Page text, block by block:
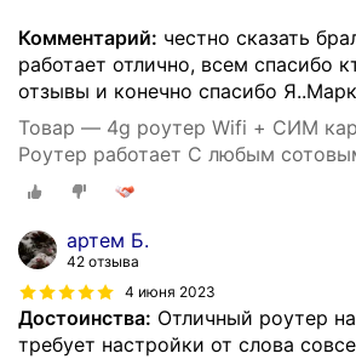
Комментарий: честно сказать
работает отлично, всем спасибо
отзывы и конечно спасибо
Товар — 4g роутер Wifi + СИМ
Роутер работает С любым
россии, крыма, СНГ.
требует настроек! Прочный
артем Б.
42 отзыва
4 июня 2023
Достоинства: Отличный роутер
требует настройки от слова